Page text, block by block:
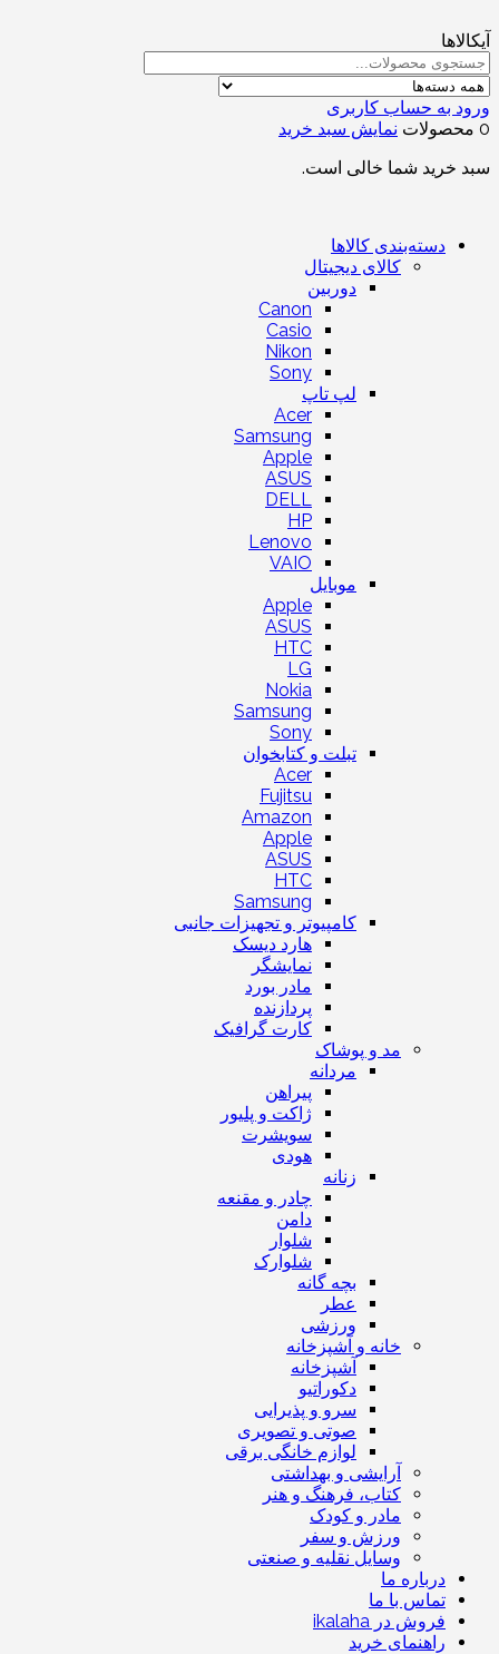
آیکالاها
ورود به حساب کاربری
0 محصولات
نمایش سبد خرید
سبد خرید شما خالی است.
دسته‌بندی کالاها
کالای دیجیتال
دوربین
Canon
Casio
Nikon
Sony
لپ تاپ
Acer
Samsung
Apple
ASUS
DELL
HP
Lenovo
VAIO
موبایل
Apple
ASUS
HTC
LG
Nokia
Samsung
Sony
تبلت و کتابخوان
Acer
Fujitsu
Amazon
Apple
ASUS
HTC
Samsung
کامپیوتر و تجهیزات جانبی
هارد دیسک
نمایشگر
مادر بورد
پردازنده
کارت گرافیک
مد و پوشاک
مردانه
پیراهن
ژاکت و پلیور
سویشرت
هودی
زنانه
چادر و مقنعه
دامن
شلوار
شلوارک
بچه گانه
عطر
ورزشی
خانه و آشپزخانه
آشپزخانه
دکوراتیو
سرو و پذیرایی
صوتی و تصویری
لوازم خانگی برقی
آرایشی و بهداشتی
کتاب، فرهنگ و هنر
مادر و کودک
ورزش و سفر
وسایل نقلیه و صنعتی
درباره ما
تماس با ما
فروش در ikalaha
راهنمای خرید